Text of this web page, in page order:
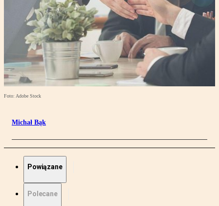
Foto: Adobe Stock
Michał Bąk
Powiązane
Polecane